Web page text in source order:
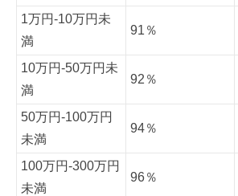
1万円-10万円未
満
91％
10万円-50万円未
満
92％
50万円-100万円
未満
94％
100万円-300万円
未満
96％